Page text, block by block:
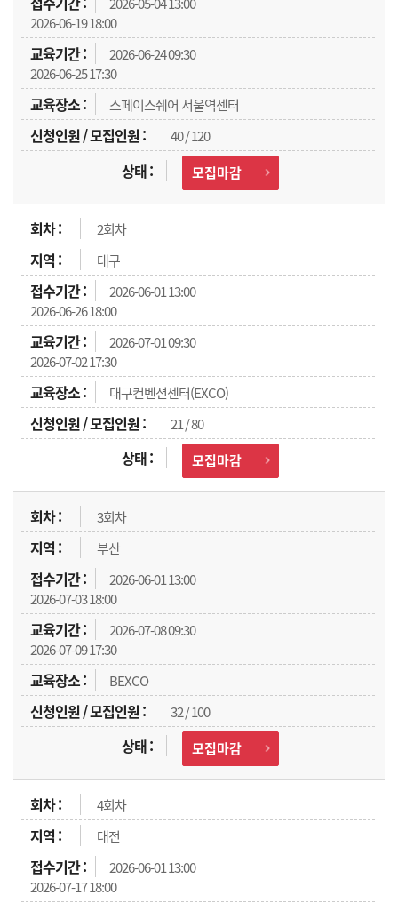
2026-06-19 18:00
2026-06-24 09:30
2026-06-25 17:30
스페이스쉐어 서울역센터
40 / 120
모집마감
2회차
대구
2026-06-01 13:00
2026-06-26 18:00
2026-07-01 09:30
2026-07-02 17:30
대구컨벤션센터(EXCO)
21 / 80
모집마감
3회차
부산
2026-06-01 13:00
2026-07-03 18:00
2026-07-08 09:30
2026-07-09 17:30
BEXCO
32 / 100
모집마감
4회차
대전
2026-06-01 13:00
2026-07-17 18:00